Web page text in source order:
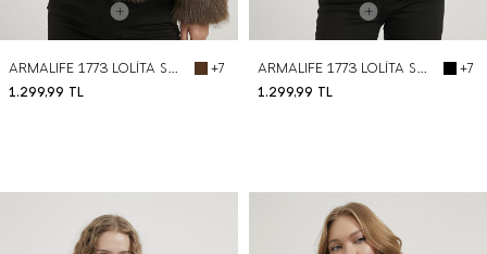
BEDEN SEÇ
ARMALIFE 1773 LOLİTA SUNİ KÜRK KADIN KABAN
+7
1.299,99 TL
BEDEN SEÇ
ARMALIFE 1773 LOLİTA SUNİ KÜRK KADIN KABAN
+7
1.299,99 TL